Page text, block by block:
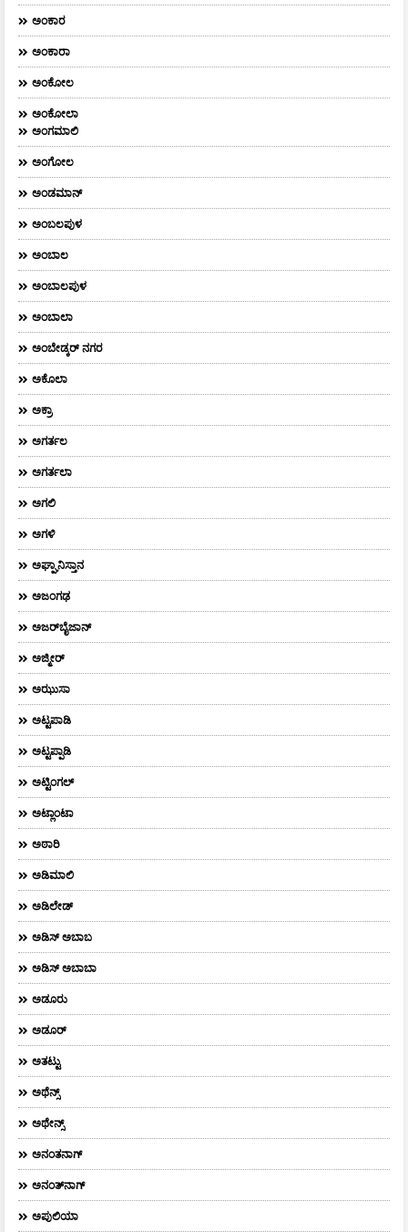
ಅಂಕಾರ
ಅಂಕಾರಾ
ಅಂಕೋಲ
ಅಂಕೋಲಾ
ಅಂಗಮಾಲಿ
ಅಂಗೋಲ
ಅಂಡಮಾನ್
ಅಂಬಲಪುಳ
ಅಂಬಾಲ
ಅಂಬಾಲಪುಳ
ಅಂಬಾಲಾ
ಅಂಬೇಡ್ಕರ್‌ ನಗರ
ಅಕೊಲಾ
ಅಕ್ರಾ
ಅಗರ್ತಲ
ಅಗರ್ತಲಾ
ಅಗಲಿ
ಅಗಳಿ
ಅಘ್ಘಾನಿಸ್ತಾನ
ಅಜಂಗಢ
ಅಜರ್‌ಬೈಜಾನ್
ಅಜ್ಮೀರ್
ಅಝುಸಾ
ಅಟ್ಟಪಾಡಿ
ಅಟ್ಟಪ್ಪಾಡಿ
ಅಟ್ಟಿಂಗಲ್
ಅಟ್ಲಾಂಟಾ
ಅಠಾರಿ
ಅಡಿಮಾಲಿ
ಅಡಿಲೇಡ್
ಅಡಿಸ್ ಅಬಾಬ
ಅಡಿಸ್ ಅಬಾಬಾ
ಅಡೂರು
ಅಡೂರ್
ಅತಟ್ಟು
ಅಥೆನ್ಸ್
ಅಥೇನ್ಸ್‌
ಅನಂತನಾಗ್
ಅನಂತ್‌ನಾಗ್‌
ಅಪುಲಿಯಾ